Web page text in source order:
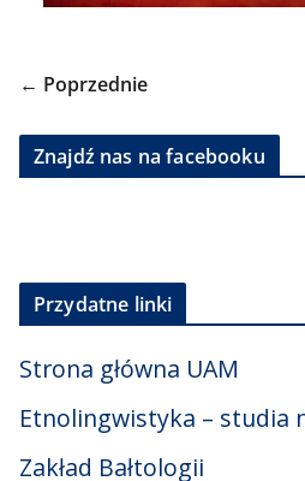
← Poprzednie
Znajdź nas na facebooku
Przydatne linki
Strona główna UAM
Etnolingwistyka – studia
Zakład Bałtologii